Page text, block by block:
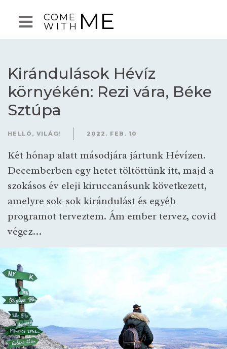
COME
WITH ME
Kirándulások Hévíz
környékén: Rezi vára, Béke
Sztúpa
HELLÓ, VILÁG! 2022. FEB. 10
Két hónap alatt másodjára jártunk Hévízen.
Decemberben egy hetet töltöttünk itt, majd a
szokásos év eleji kiruccanásunk következett,
amelyre sok-sok kirándulást és egyéb
programot terveztem. Ám ember tervez, covid
végez…